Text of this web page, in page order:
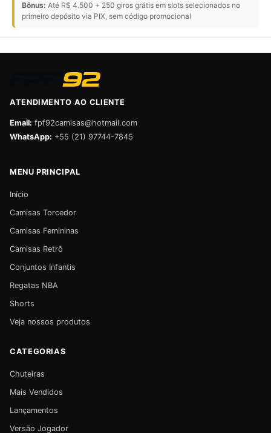
Bônus: Até R$ 4.500 + 250 giros grátis em slots selecionados no
primeiro depósito via PIX, sem código promocional
ATENDIMENTO AO CLIENTE
Email: fpf92camisas@hotmail.com
WhatsApp: +55 (21) 97744-7845
MENU PRINCIPAL
Início
Camisas Torcedor
Camisas Femininas
Camisas Retrô
Conjuntos Infantis
Regatas NBA
Shorts
Veja nossos produtos
CATEGORIAS
Chuteiras
Mais Vendidos
Lançamentos
Versão Jogador